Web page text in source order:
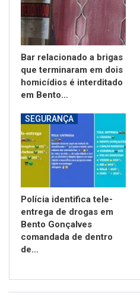
Bar relacionado a brigas
que terminaram em dois
homicídios é interditado
em Bento…
SEGURANÇA
Polícia identifica tele-
entrega de drogas em
Bento Gonçalves
comandada de dentro
de…